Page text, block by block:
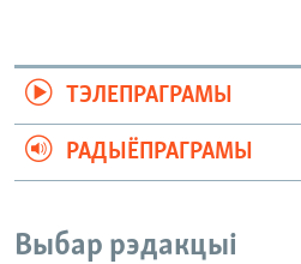
ТЭЛЕПРАГРАМЫ
РАДЫЁПРАГРАМЫ
Выбар рэдакцыі